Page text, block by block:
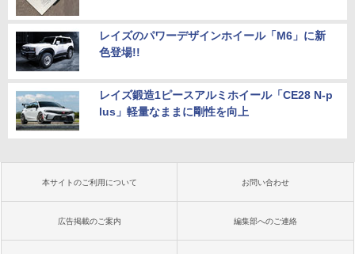
レイズのパワーデザインホイール「M6」に新
色登場!!
レイズ鍛造1ピースアルミホイール「CE28 N-p
lus」軽量なままに剛性を向上
本サイトのご利用について お問い合わせ
広告掲載のご案内 編集部へのご連絡